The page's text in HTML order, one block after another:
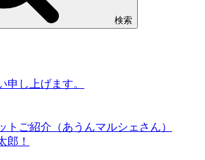
検索
申し上げます。
トご紹介（あうんマルシェさん）
郎！